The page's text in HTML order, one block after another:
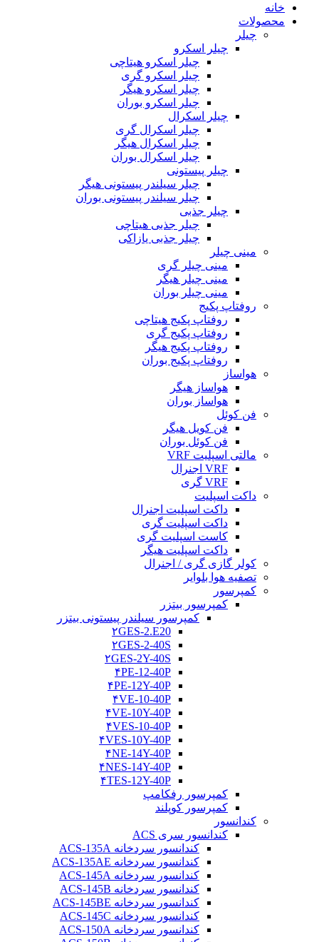
خانه
محصولات
چیلر
چیلر اسکرو
چیلر اسکرو هیتاچی
چیلر اسکرو گری
چیلر اسکرو هیگر
چیلر اسکرو بوران
چیلر اسکرال
چیلر اسکرال گری
چیلر اسکرال هیگر
چیلر اسکرال بوران
چیلر پیستونی
چیلر سیلندر پیستونی هیگر
چیلر سیلندر پیستونی بوران
چیلر جذبی
چیلر جذبی هیتاچی
چیلر جذبی یازاکی
مینی چیلر
مینی چیلر گری
مینی چیلر هیگر
مینی چیلر بوران
روفتاپ پکیج
روفتاپ پکیج هیتاچی
روفتاپ پکیج گری
روفتاپ پکیج هیگر
روفتاپ پکیج بوران
هواساز
هواساز هیگر
هواساز بوران
فن کوئل
فن کویل هیگر
فن کوئل بوران
مالتی اسپلیت VRF
VRF اجنرال
VRF گری
داکت اسپلیت
داکت اسپلیت اجنرال
داکت اسپلیت گری
کاست اسپلیت گری
داکت اسپلیت هیگر
کولر گازی گری / اجنرال
تصفیه هوا بلوایر
کمپرسور
کمپرسور بیتزر
کمپرسور سیلندر پیستونی بیتزر
۲GES-2.E20
۲GES-2-40S
۲GES-2Y-40S
۴PE-12-40P
۴PE-12Y-40P
۴VE-10-40P
۴VE-10Y-40P
۴VES-10-40P
۴VES-10Y-40P
۴NE-14Y-40P
۴NES-14Y-40P
۴TES-12Y-40P
کمپرسور رفکامپ
کمپرسور کوپلند
کندانسور
کندانسور سری ACS
کندانسور سردخانه ACS-135A
کندانسور سردخانه ACS-135AE
کندانسور سردخانه ACS-145A
کندانسور سردخانه ACS-145B
کندانسور سردخانه ACS-145BE
کندانسور سردخانه ACS-145C
کندانسور سردخانه ACS-150A